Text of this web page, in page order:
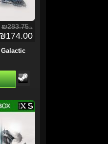
₪283.75ils
Galactic